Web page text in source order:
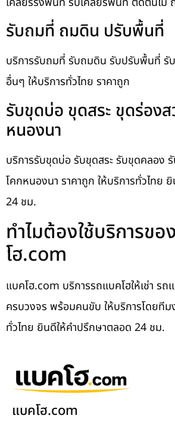
รับถมที่ ถมดิน ปรับพื้นที่
บริการรับถมที่ รับถมดิน รับปรับพื้นที่ รั
อื่นๆ ให้บริการทั่วไทย ราคาถูก
รับขุดบ่อ ขุดสระ ขุดร่อง
หนองนา
บริการรับขุดบ่อ รับขุดสระ รับขุดคลอง
โคกหนองนา ราคาถูก ให้บริการทั่วไทย
24 ชม.
ทำไมต้องใช้บริการข
โฮ.com
แบคโฮ.com บริการรถแบคโฮให้เช่า รถ
ครบวงจร พร้อมคนขับ ให้บริการโดยทีม
ทั่วไทย ยินดีให้คำปรึกษาตลอด 24 ชม.
แบคโฮ.com